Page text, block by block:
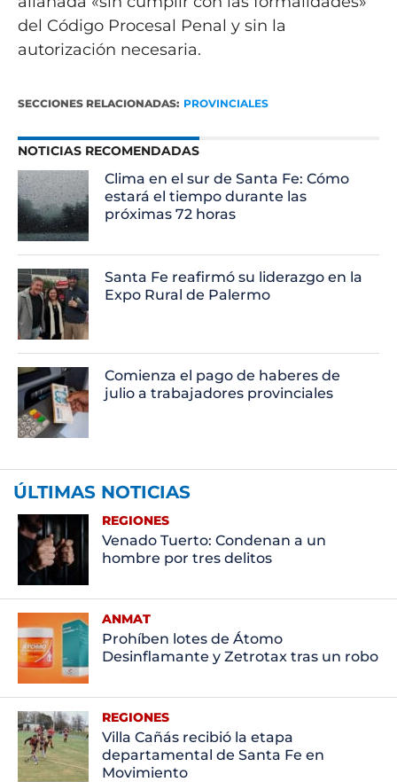
del Código Procesal Penal y sin la
autorización necesaria.
SECCIONES RELACIONADAS: PROVINCIALES
NOTICIAS RECOMENDADAS
Clima en el sur de Santa Fe: Cómo
estará el tiempo durante las
próximas 72 horas
Santa Fe reafirmó su liderazgo en la
Expo Rural de Palermo
Comienza el pago de haberes de
julio a trabajadores provinciales
ÚLTIMAS NOTICIAS
REGIONES
Venado Tuerto: Condenan a un
hombre por tres delitos
ANMAT
Prohíben lotes de Átomo
Desinflamante y Zetrotax tras un robo
REGIONES
Villa Cañás recibió la etapa
departamental de Santa Fe en
Movimiento